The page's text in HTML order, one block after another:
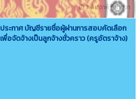
3 สัปดาห์ ที่ผ่านมา
ประกาศ บัญชีรายชื่อผู้ผ่านการสอบคัดเลือก
เพื่อจัดจ้างเป็นลูกจ้างชั่วคราว (ครูอัตราจ้าง)